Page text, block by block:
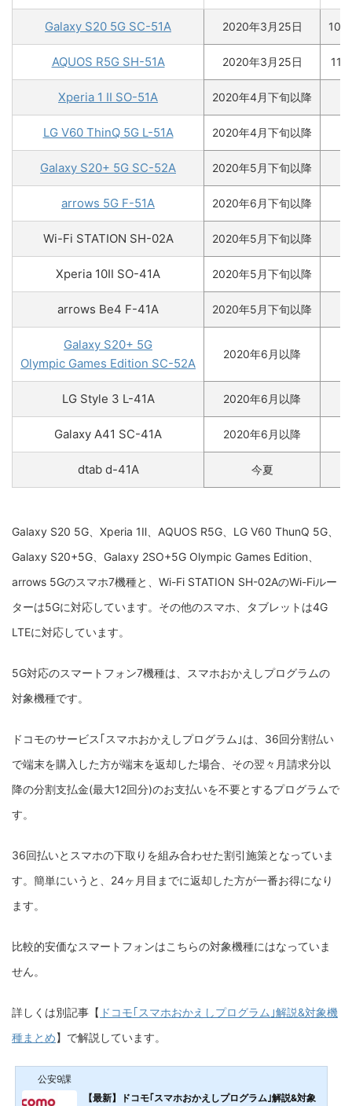
Galaxy S20 5G SC-51A 2020年3月25日 10
AQUOS R5G SH-51A 2020年3月25日 11
Xperia 1 II SO-51A 2020年4月下旬以降
LG V60 ThinQ 5G L-51A 2020年4月下旬以降
Galaxy S20+ 5G SC-52A 2020年5月下旬以降
arrows 5G F-51A 2020年6月下旬以降
Wi-Fi STATION SH-02A 2020年5月下旬以降
Xperia 10Ⅱ SO-41A 2020年5月下旬以降
arrows Be4 F-41A 2020年5月下旬以降
Galaxy S20+ 5G
Olympic Games Edition SC-52A
2020年6月以降
LG Style 3 L-41A 2020年6月以降
Galaxy A41 SC-41A 2020年6月以降
dtab d-41A 今夏
Galaxy S20 5G、Xperia 1Ⅱ、AQUOS R5G、LG V60 ThunQ 5G、
Galaxy S20+5G、Galaxy 2SO+5G Olympic Games Edition、
arrows 5Gのスマホ7機種と、Wi-Fi STATION SH-02AのWi-Fiルー
ターは5Gに対応しています。その他のスマホ、タブレットは4G
LTEに対応しています。
5G対応のスマートフォン7機種は、スマホおかえしプログラムの
対象機種です。
ドコモのサービス｢スマホおかえしプログラム｣は、36回分割払い
で端末を購入した方が端末を返却した場合、その翌々月請求分以
降の分割支払金(最大12回分)のお支払いを不要とするプログラムで
す。
36回払いとスマホの下取りを組み合わせた割引施策となっていま
す。簡単にいうと、24ヶ月目までに返却した方が一番お得になり
ます。
比較的安価なスマートフォンはこちらの対象機種にはなっていま
せん。
詳しくは別記事【 ドコモ｢スマホおかえしプログラム｣解説&対象機
種まとめ】で解説しています。
公安9課
【最新】ドコモ｢スマホおかえしプログラム｣解説&対象